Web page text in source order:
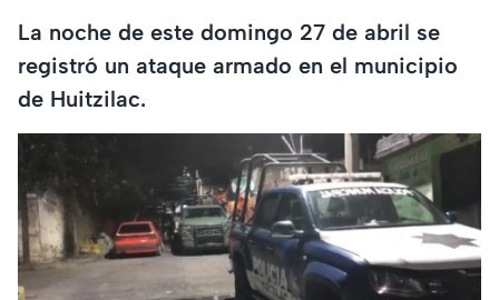
La noche de este domingo 27 de abril se
registró un ataque armado en el municipio
de Huitzilac.